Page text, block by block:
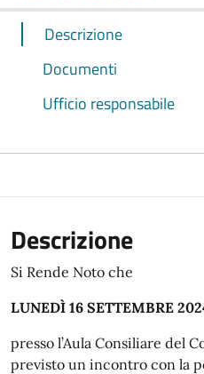
Descrizione
Documenti
Ufficio responsabile
Descrizione
Si Rende Noto che
LUNEDÌ 16 SETTEMBRE
presso l’Aula Consiliare del
previsto un incontro con la